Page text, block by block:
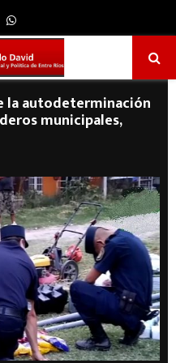
Whatsapp
la autodeterminación
municipales,